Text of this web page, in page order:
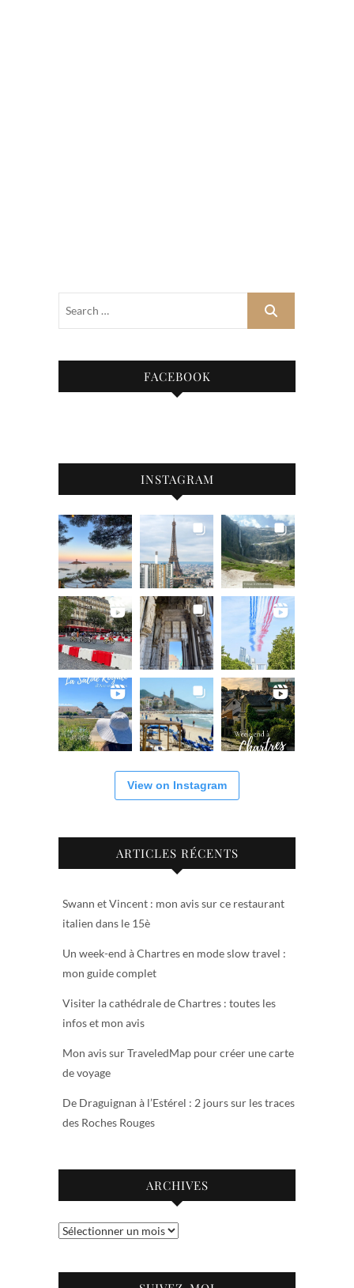
FACEBOOK
INSTAGRAM
View on Instagram
ARTICLES RÉCENTS
Swann et Vincent : mon avis sur ce restaurant
italien dans le 15è
Un week-end à Chartres en mode slow travel :
mon guide complet
Visiter la cathédrale de Chartres : toutes les
infos et mon avis
Mon avis sur TraveledMap pour créer une carte
de voyage
De Draguignan à l’Estérel : 2 jours sur les traces
des Roches Rouges
ARCHIVES
Archives